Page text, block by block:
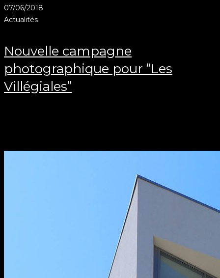
07/06/2018
Actualités
Nouvelle campagne
photographique pour “Les
Villégiales”